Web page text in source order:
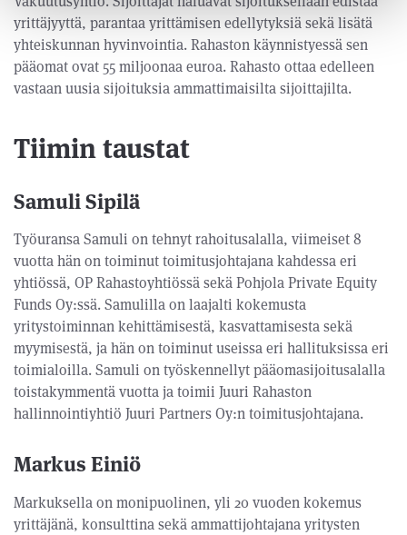
yrittäjyyttä, parantaa yrittämisen edellytyksiä sekä lisätä
yhteiskunnan hyvinvointia. Rahaston käynnistyessä sen
pääomat ovat 55 miljoonaa euroa. Rahasto ottaa edelleen
vastaan uusia sijoituksia ammattimaisilta sijoittajilta.
Tiimin taustat
Samuli Sipilä
Työuransa Samuli on tehnyt rahoitusalalla, viimeiset 8
vuotta hän on toiminut toimitusjohtajana kahdessa eri
yhtiössä, OP Rahastoyhtiössä sekä Pohjola Private Equity
Funds Oy:ssä. Samulilla on laajalti kokemusta
yritystoiminnan kehittämisestä, kasvattamisesta sekä
myymisestä, ja hän on toiminut useissa eri hallituksissa eri
toimialoilla. Samuli on työskennellyt pääomasijoitusalalla
toistakymmentä vuotta ja toimii Juuri Rahaston
hallinnointiyhtiö Juuri Partners Oy:n toimitusjohtajana.
Markus Einiö
Markuksella on monipuolinen, yli 20 vuoden kokemus
yrittäjänä, konsulttina sekä ammattijohtajana yritysten